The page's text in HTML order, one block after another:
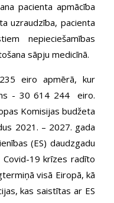
pacienta apmācība
uzraudzība, pacienta
nepieciešamības
sāpju medicīnā.
eiro apmērā, kur
- 30 614 244 eiro.
Komisijas budžeta
2021. – 2027. gada
(ES) daudzgadu
19 krīzes radīto
visā Eiropā, kā
kas saistītas ar ES